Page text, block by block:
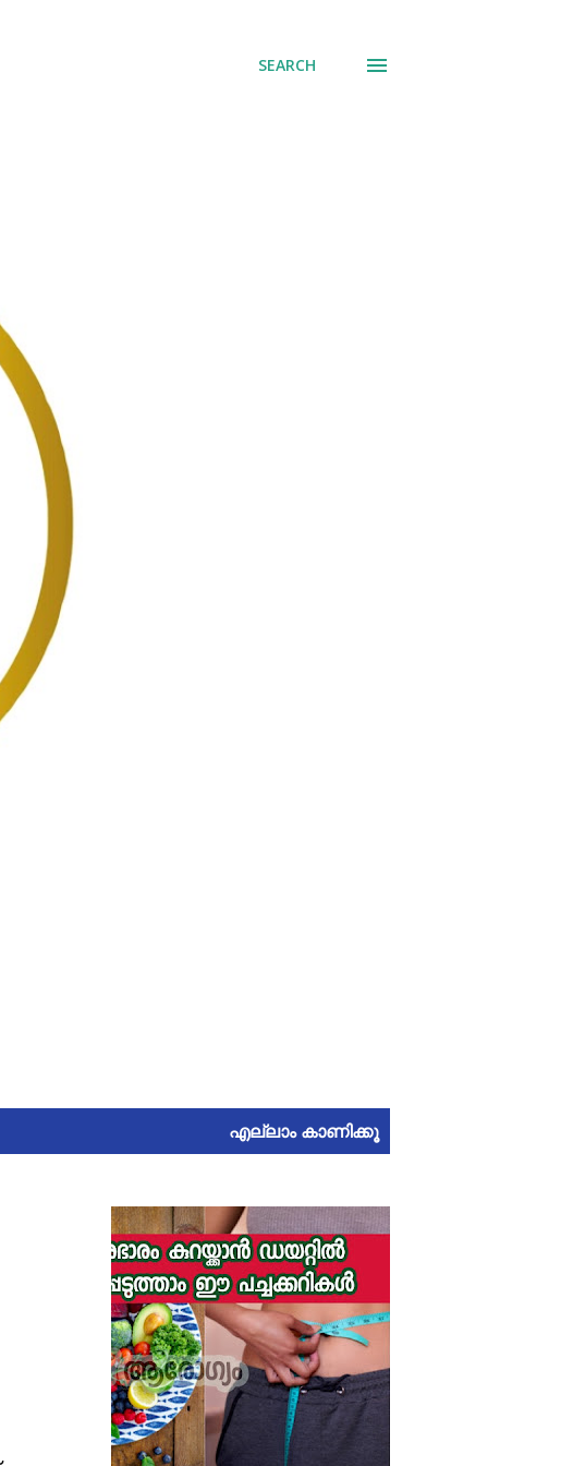
SEARCH
എല്ലാം കാണിക്കൂ